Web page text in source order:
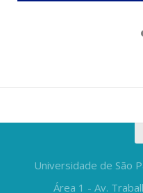
Universidade de São
Área 1 - Av.